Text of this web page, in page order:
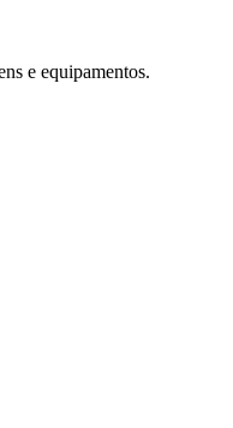
e equipamentos.